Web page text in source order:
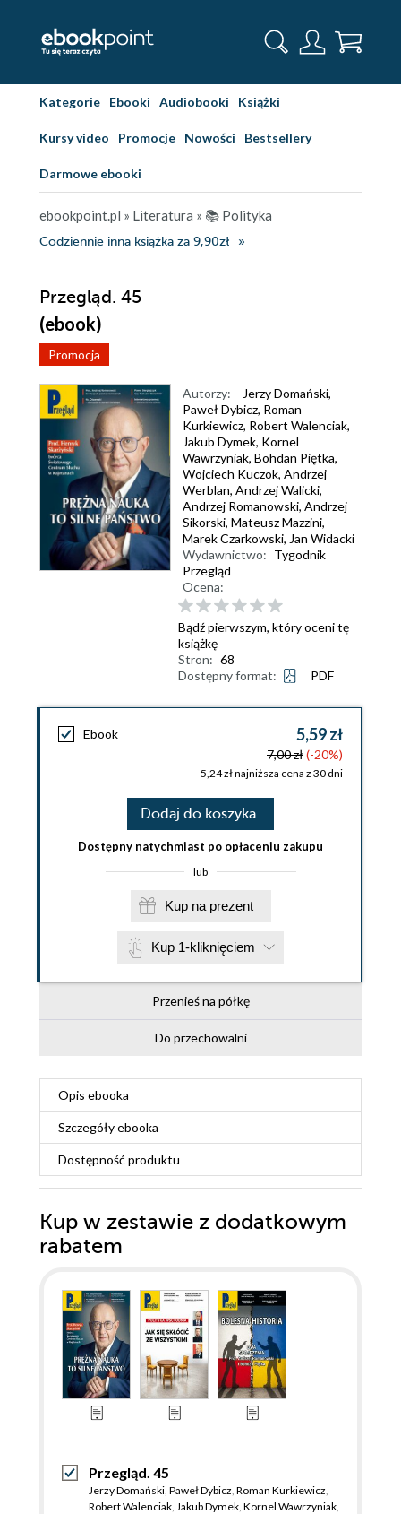
Kategorie Ebooki Audiobooki Książki
Kursy video Promocje Nowości Bestsellery
Darmowe ebooki
ebookpoint.pl » Literatura » 📚 Polityka
Codziennie inna książka za 9,90zł
Przegląd. 45
(ebook)
Promocja
Autorzy: Jerzy Domański,
Paweł Dybicz, Roman
Kurkiewicz, Robert Walenciak,
Jakub Dymek, Kornel
Wawrzyniak, Bohdan Piętka,
Wojciech Kuczok, Andrzej
Werblan, Andrzej Walicki,
Andrzej Romanowski, Andrzej
Sikorski, Mateusz Mazzini,
Marek Czarkowski, Jan Widacki
Wydawnictwo: Tygodnik
Przegląd
Ocena:
Bądź pierwszym, który oceni tę
książkę
Stron: 68
Dostępny format:
PDF
Ebook 5,59 zł
7,00 zł(-20%)
5,24 zł najniższa cena z 30 dni
Dodaj do koszyka
Dostępny natychmiast po opłaceniu zakupu
lub
Kup na prezent
Kup 1-kliknięciem
Przenieś na półkę
Do przechowalni
Opis ebooka
Szczegółyebooka
Dostępność produktu
Kup w zestawie z dodatkowym
rabatem
Przegląd. 45
Jerzy Domański Paweł Dybicz Roman Kurkiewicz
Robert Walenciak Jakub Dymek Kornel Wawrzyniak